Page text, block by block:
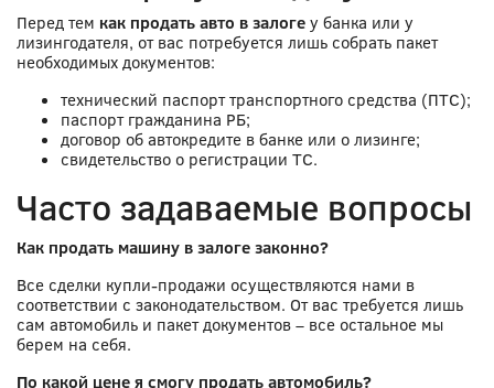
Перед тем как продать авто в залоге у банка или у
лизингодателя, от вас потребуется лишь собрать пакет
необходимых документов:
технический паспорт транспортного средства (ПТС);
паспорт гражданина РБ;
договор об автокредите в банке или о лизинге;
свидетельство о регистрации ТС.
Часто задаваемые вопросы
Как продать машину в залоге законно?
Все сделки купли-продажи осуществляются нами в
соответствии с законодательством. От вас требуется лишь
сам автомобиль и пакет документов – все остальное мы
берем на себя.
По какой цене я смогу продать автомобиль?